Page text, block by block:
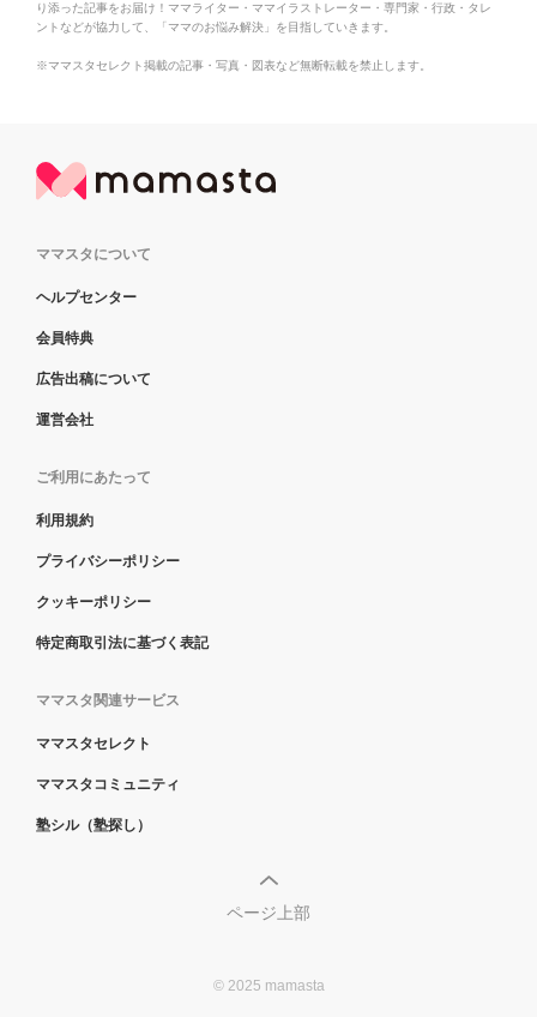
り添った記事をお届け！ママライター・ママイラストレーター・専門家・行政・タレ
ントなどが協力して、「ママのお悩み解決」を目指していきます。
※ママスタセレクト掲載の記事・写真・図表など無断転載を禁止します。
ママスタについて
ヘルプセンター
会員特典
広告出稿について
運営会社
ご利用にあたって
利用規約
プライバシーポリシー
クッキーポリシー
特定商取引法に基づく表記
ママスタ関連サービス
ママスタセレクト
ママスタコミュニティ
塾シル（塾探し）
ページ上部
© 2025 mamasta